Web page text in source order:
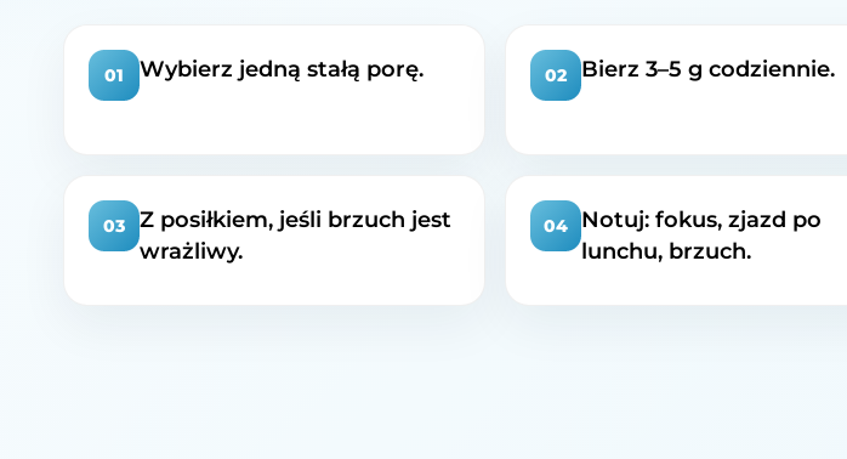
01 Wybierz jedną stałą porę. 02 Bierz 3–5 g codziennie.
03
Z posiłkiem, jeśli brzuch jest
wrażliwy.
04
Notuj: fokus, zjazd po
lunchu, brzuch.